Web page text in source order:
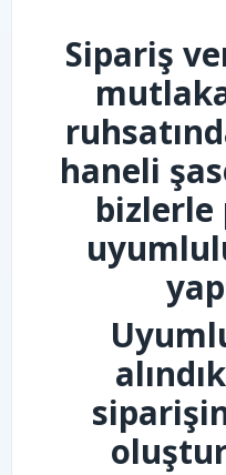
Sipariş
mutlaka
haneli
bizlerle